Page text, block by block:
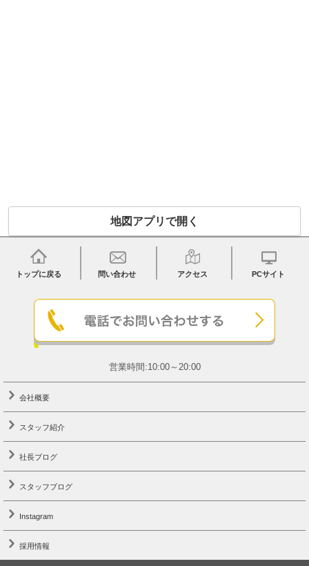
地図アプリで開く
トップに戻る 問い合わせ アクセス PCサイト
営業時間:10:00～20:00
会社概要
スタッフ紹介
社長ブログ
スタッフブログ
Instagram
採用情報